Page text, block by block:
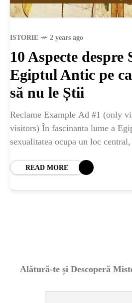
ISTORIE 2 years ago
10 Aspecte despre
Egiptul Antic pe
să nu le Știi
Reclame Example Ad #1 (only
visitors) În fascinanta lume a
sexualitatea ocupa un loc
poporului
READ MORE
Alătură-te și Descoperă